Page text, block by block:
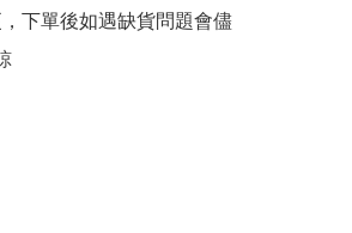
下單後如遇缺貨問題會儘